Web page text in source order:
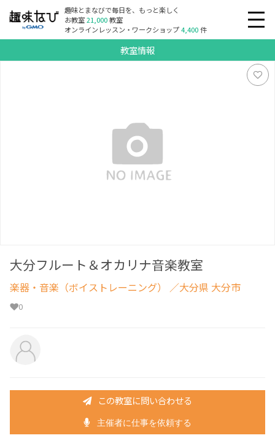
趣味とまなびで毎日を、もっと楽しく
お教室21,000教室
オンラインレッスン・ワークショップ4,400件
教室情報
大分フルート＆オカリナ音楽教室
楽器・音楽（ボイストレーニング） ／大分県 大分市
0
この教室に問い合わせる
主催者に仕事を依頼する